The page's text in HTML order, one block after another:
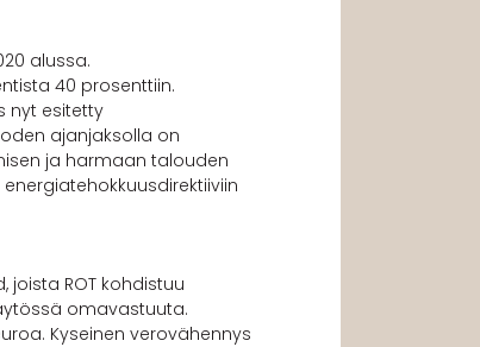
alussa.
40 prosenttiin.
nyt esitetty
ajanjaksolla on
ja harmaan talouden
joista ROT kohdistuu
omavastuuta.
Kyseinen verovähennys